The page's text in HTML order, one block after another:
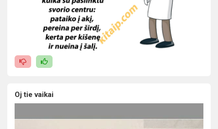
Oj tie vaikai